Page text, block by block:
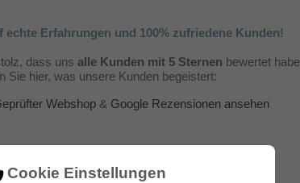
Cookie Einstellungen
echte Erfahrungen und 100% zufriedene Kunden!
dass uns alle Kunden mit 5 Sternen bewertet
Sie hier, was unsere Kunden begeistert:
Webshop & Google Rezensionen ansehen